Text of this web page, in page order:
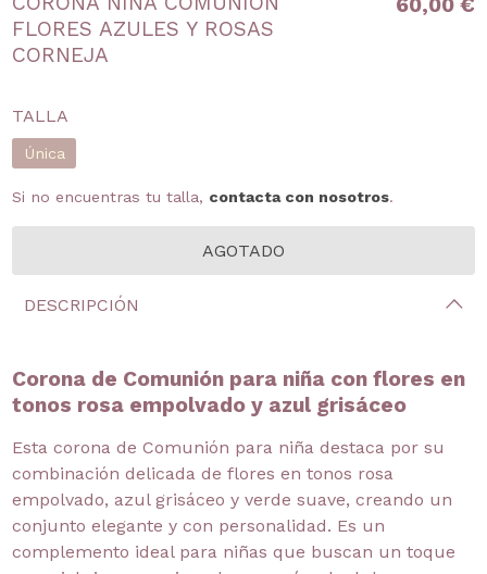
FLORES AZULES Y ROSAS
CORNEJA
TALLA
Única
Si no encuentras tu talla, contacta con nosotros.
DESCRIPCIÓN
Corona de Comunión para niña con flores en
tonos rosa empolvado y azul grisáceo
Esta corona de Comunión para niña destaca por su
combinación delicada de flores en tonos rosa
empolvado, azul grisáceo y verde suave, creando un
conjunto elegante y con personalidad. Es un
complemento ideal para niñas que buscan un toque